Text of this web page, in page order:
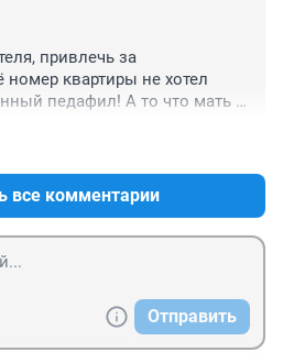
привлечь за
квартиры не хотел
педафил! А то что мать в
все комментарии
Отправить